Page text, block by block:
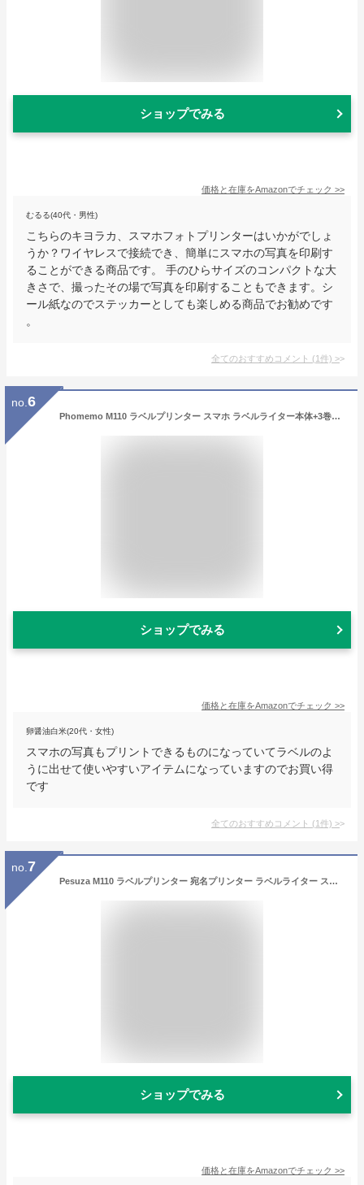
ショップでみる
価格と在庫をAmazonでチェック >>
むるる(40代・男性)
こちらのキヨラカ、スマホフォトプリンターはいかがでしょ
うか？ワイヤレスで接続でき、簡単にスマホの写真を印刷す
ることができる商品です。 手のひらサイズのコンパクトな大
きさで、撮ったその場で写真を印刷することもできます。シ
ール紙なのでステッカーとしても楽しめる商品でお勧めです
。
全てのおすすめコメント (1件) >
no. 6
Phomemo M110 ラベルプリンター スマホ ラベルライター本体+3巻ラベル付き 感熱ラベルプリンター 値札プリンター 宛名印刷 ポータブル型 ラベル用サーマルプリンター 業務用 シールプリンター ラベルメーカー本体 バーコード 印刷 シール Bluetooth接続 宛名/食品/DIYラベル/手書き/値札/アドレス/バーコードに適用 Android iOS対応
ショップでみる
価格と在庫をAmazonでチェック >>
卵醤油白米(20代・女性)
スマホの写真もプリントできるものになっていてラベルのよ
うに出せて使いやすいアイテムになっていますのでお買い得
です
全てのおすすめコメント (1件) >
no. 7
Pesuza M110 ラベルプリンター 宛名プリンター ラベルライター スマホ PC対応 シールメーカー サーマルプリンタ バーコードプリンタ 感熱印刷 インク不要 中小企業用 小型 軽量 充電式 業務用 Bluetooth接続 宛名 qrコード 作業 梱包 食品表示 値札 アドレス 幅20mmから50mmまで 連続印刷 黒文字 AndroidとIOS適応 ブラック 40x30mmロール紙付き
ショップでみる
価格と在庫をAmazonでチェック >>